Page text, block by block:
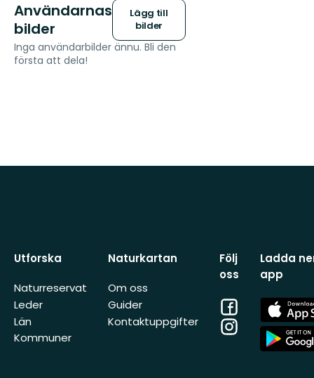
Användarnas
bilder
Lägg till
bilder
Inga användarbilder ännu. Bli den
första att dela!
Utforska
Naturreservat
Leder
Län
Kommuner
Naturkartan
Om oss
Guider
Kontaktuppgifter
Följ
oss
Facebook
Instagram
Ladda
app
App
Store
App
Store